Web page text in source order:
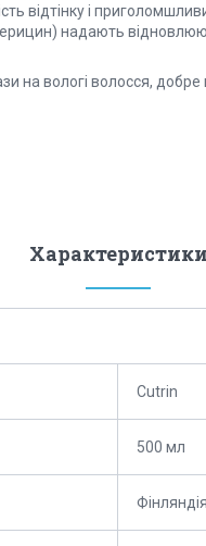
відтінку і
надають
на вологі волосся,
Характеристики
Cutrin
500 мл
Фінляндія